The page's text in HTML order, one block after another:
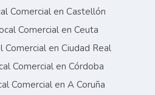
Comercial en Castellón
Comercial en Ceuta
Comercial en Ciudad Real
Comercial en Córdoba
Comercial en A Coruña